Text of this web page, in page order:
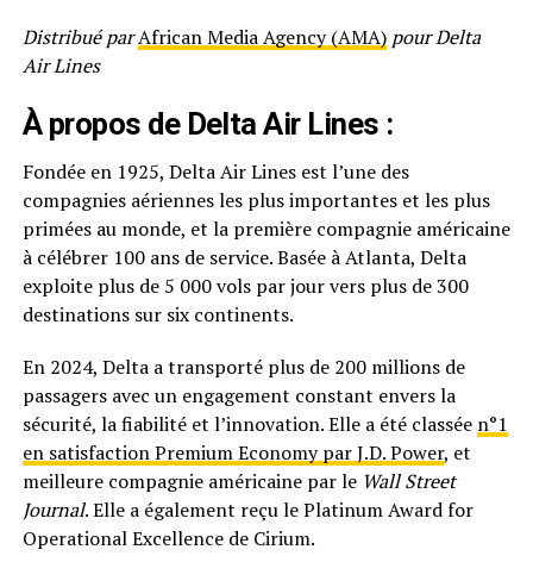
Distribué parAfrican Media Agency (AMA)pour Delta
Air Lines
À propos de Delta Air Lines :
Fondée en 1925, Delta Air Lines est l’une des
compagnies aériennes les plus importantes et les plus
primées au monde, et la première compagnie américaine
à célébrer 100 ans de service. Basée à Atlanta, Delta
exploite plus de 5 000 vols par jour vers plus de 300
destinations sur six continents.
En 2024, Delta a transporté plus de 200 millions de
passagers avec un engagement constant envers la
sécurité, la fiabilité et l’innovation. Elle a été classée n°1
en satisfaction Premium Economypar J.D. Power, et
meilleure compagnie américaine par le Wall Street
Journal. Elle a également reçu le Platinum Award for
Operational Excellence de Cirium.